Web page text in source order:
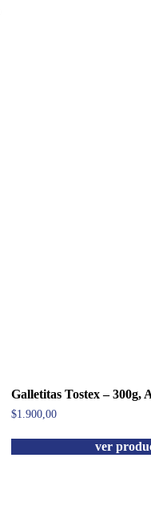
Galletitas Tostex – 300g,
$1.900,00
ver